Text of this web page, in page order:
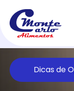
Dicas de